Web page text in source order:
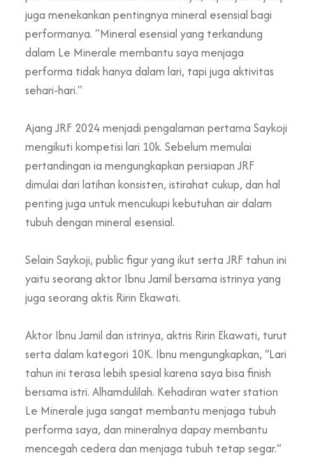
juga menekankan pentingnya mineral esensial bagi
performanya. "Mineral esensial yang terkandung
dalam Le Minerale membantu saya menjaga
performa tidak hanya dalam lari, tapi juga aktivitas
sehari-hari."
Ajang JRF 2024 menjadi pengalaman pertama Saykoji
mengikuti kompetisi lari 10k. Sebelum memulai
pertandingan ia mengungkapkan persiapan JRF
dimulai dari latihan konsisten, istirahat cukup, dan hal
penting juga untuk mencukupi kebutuhan air dalam
tubuh dengan mineral esensial.
Selain Saykoji, public figur yang ikut serta JRF tahun ini
yaitu seorang aktor Ibnu Jamil bersama istrinya yang
juga seorang aktis Ririn Ekawati.
Aktor Ibnu Jamil dan istrinya, aktris Ririn Ekawati, turut
serta dalam kategori 10K. Ibnu mengungkapkan, “Lari
tahun ini terasa lebih spesial karena saya bisa finish
bersama istri. Alhamdulilah. Kehadiran water station
Le Minerale juga sangat membantu menjaga tubuh
performa saya, dan mineralnya dapay membantu
mencegah cedera dan menjaga tubuh tetap segar.”